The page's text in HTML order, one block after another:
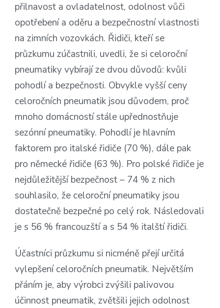
přilnavost a ovladatelnost, odolnost vůči
opotřebení a oděru a bezpečnostní vlastnosti
na zimních vozovkách. Řidiči, kteří se
průzkumu zúčastnili, uvedli, že si celoroční
pneumatiky vybírají ze dvou důvodů: kvůli
pohodlí a bezpečnosti. Obvykle vyšší ceny
celoročních pneumatik jsou důvodem, proč
mnoho domácností stále upřednostňuje
sezónní pneumatiky. Pohodlí je hlavním
faktorem pro italské řidiče (70 %), dále pak
pro německé řidiče (63 %). Pro polské řidiče je
nejdůležitější bezpečnost – 74 % z nich
souhlasilo, že celoroční pneumatiky jsou
dostatečně bezpečné po celý rok. Následovali
je s 56 % francouzští a s 54 % italští řidiči.
Účastníci průzkumu si nicméně přejí určitá
vylepšení celoročních pneumatik. Největším
přáním je, aby výrobci zvýšili palivovou
účinnost pneumatik, zvětšili jejich odolnost